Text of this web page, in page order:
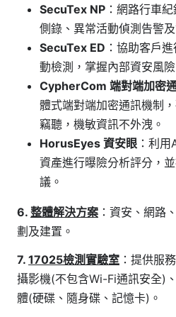
SecuTex NP ：網路行車
側錄、異常活動偵測告警
SecuTex ED ：協助客戶
動檢測，掌握內部資安風險
CypherCom 端對端加密
體式端對端加密通訊機制
竊聽，機敏資訊不外洩。
HorusEyes 資安眼 ：利
資產進行曝險分析評分，
議。
6. 整體解決方案 ：資安、網路
劃及建置。
7. 17025檢測實驗室 ：提供服
攝影機(不包含Wi-Fi通訊安全)
體(硬碟、隨身碟、記憶卡)。